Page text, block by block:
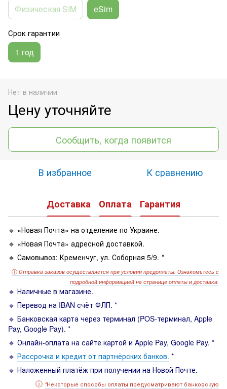
Физическая SIM eSim
Срок гарантии
1 год
Нет в наличии
Цену уточняйте
Сообщить, когда появится
В избранное К сравнению
Доставка Оплата Гарантия
🔹 «Новая Почта» на отделение по Украине.
🔹 «Новая Почта» адресной доставкой.
🔹 Самовывоз: Кременчуг, ул. Соборная 5/9. *
ⓘ Отправка заказов осуществляется при условии предоплаты. Ознакомьтесь с
подробной информацией на странице оплаты и доставки.
🔹 Наличные в магазине.
🔹 Перевод на IBAN счёт ФЛП. *
🔹 Банковская карта через терминал (POS-терминал, Apple
Pay, Google Pay). *
🔹 Онлайн-оплата на сайте картой и Apple Pay, Google Pay. *
🔹 Рассрочка и кредит от партнёрских банков. *
🔹 Наложенный платёж при получении на Новой Почте.
ⓘ *Некоторые способы оплаты предусматривают банковскую